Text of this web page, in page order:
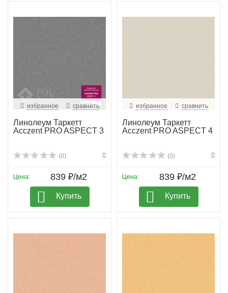
избранное сравнить
Линолеум Таркетт
Acczent PRO ASPECT 3
(0)
Цена: 839 ₽/м2
Купить
избранное сравнить
Линолеум Таркетт
Acczent PRO ASPECT 4
(0)
Цена: 839 ₽/м2
Купить